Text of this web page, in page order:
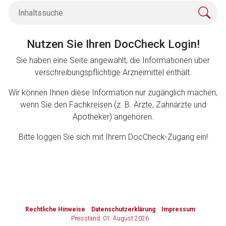
Nutzen Sie Ihren DocCheck Login!
Sie haben eine Seite angewählt, die Informationen über
verschreibungspflichtige Arzneimittel enthält.
Wir können Ihnen diese Information nur zugänglich machen,
wenn Sie den Fachkreisen (z. B. Ärzte, Zahnärzte und
Apotheker) angehören.
Bitte loggen Sie sich mit Ihrem DocCheck-Zugang ein!
Rechtliche Hinweise Datenschutzerklärung
Impressum
Preisstand: 01. August 2026